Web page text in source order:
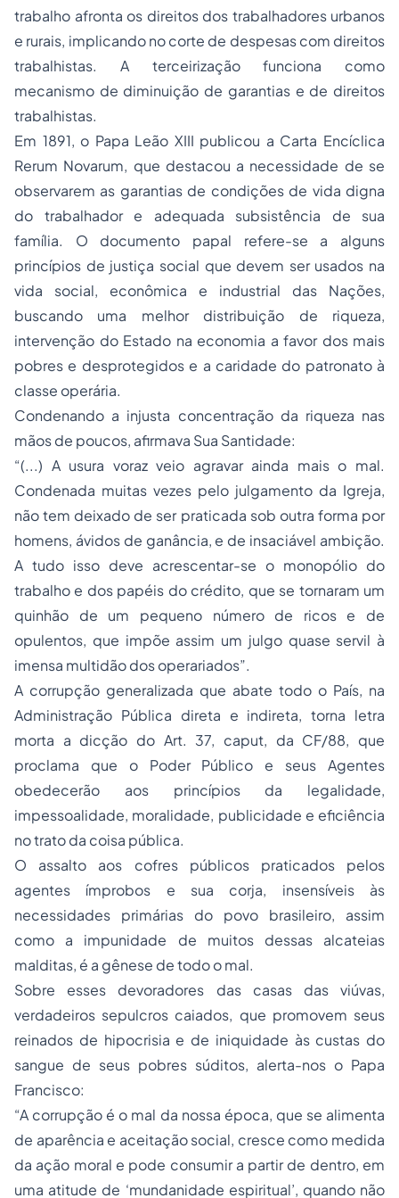
trabalho afronta os direitos dos trabalhadores urbanos
e rurais, implicando no corte de despesas com direitos
trabalhistas. A terceirização funciona como
mecanismo de diminuição de garantias e de direitos
trabalhistas.
Em 1891, o Papa Leão XIII publicou a Carta Encíclica
Rerum Novarum, que destacou a necessidade de se
observarem as garantias de condições de vida digna
do trabalhador e adequada subsistência de sua
família. O documento papal refere-se a alguns
princípios de justiça social que devem ser usados na
vida social, econômica e industrial das Nações,
buscando uma melhor distribuição de riqueza,
intervenção do Estado na economia a favor dos mais
pobres e desprotegidos e a caridade do patronato à
classe operária.
Condenando a injusta concentração da riqueza nas
mãos de poucos, afirmava Sua Santidade:
“(...) A usura voraz veio agravar ainda mais o mal.
Condenada muitas vezes pelo julgamento da Igreja,
não tem deixado de ser praticada sob outra forma por
homens, ávidos de ganância, e de insaciável ambição.
A tudo isso deve acrescentar-se o monopólio do
trabalho e dos papéis do crédito, que se tornaram um
quinhão de um pequeno número de ricos e de
opulentos, que impõe assim um julgo quase servil à
imensa multidão dos operariados”.
A corrupção generalizada que abate todo o País, na
Administração Pública direta e indireta, torna letra
morta a dicção do Art. 37, caput, da CF/88, que
proclama que o Poder Público e seus Agentes
obedecerão aos princípios da legalidade,
impessoalidade, moralidade, publicidade e eficiência
no trato da coisa pública.
O assalto aos cofres públicos praticados pelos
agentes ímprobos e sua corja, insensíveis às
necessidades primárias do povo brasileiro, assim
como a impunidade de muitos dessas alcateias
malditas, é a gênese de todo o mal.
Sobre esses devoradores das casas das viúvas,
verdadeiros sepulcros caiados, que promovem seus
reinados de hipocrisia e de iniquidade às custas do
sangue de seus pobres súditos, alerta-nos o Papa
Francisco:
“A corrupção é o mal da nossa época, que se alimenta
de aparência e aceitação social, cresce como medida
da ação moral e pode consumir a partir de dentro, em
uma atitude de ‘mundanidade espiritual’, quando não